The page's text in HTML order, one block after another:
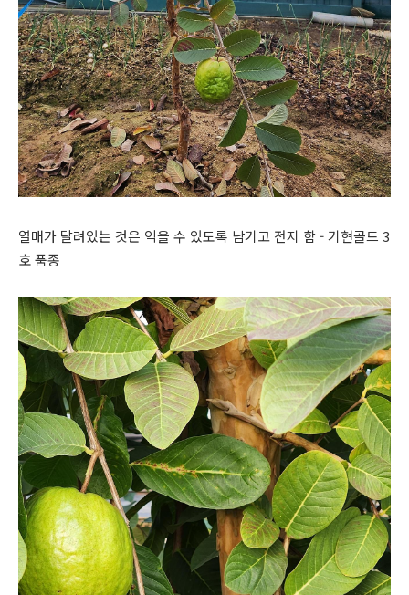
열매가 달려있는 것은 익을 수 있도록 남기고 전지 함 - 기현골드 3
호 품종